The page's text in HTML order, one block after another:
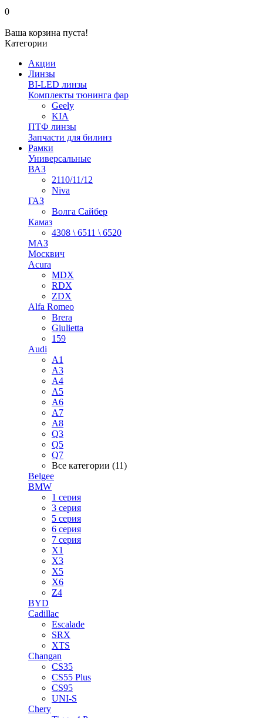
0
Ваша корзина пуста!
Категории
Акции
Линзы
BI-LED линзы
Комплекты тюнинга фар
Geely
KIA
ПТФ линзы
Запчасти для билинз
Рамки
Универсальные
ВАЗ
2110/11/12
Niva
ГАЗ
Волга Сайбер
Камаз
4308 \ 6511 \ 6520
МАЗ
Москвич
Acura
MDX
RDX
ZDX
Alfa Romeo
Brera
Giulietta
159
Audi
A1
A3
A4
A5
A6
A7
A8
Q3
Q5
Q7
Все категории (11)
Belgee
BMW
1 серия
3 серия
5 серия
6 серия
7 серия
X1
X3
X5
X6
Z4
BYD
Cadillac
Escalade
SRX
XTS
Changan
CS35
CS55 Plus
CS95
UNI-S
Chery